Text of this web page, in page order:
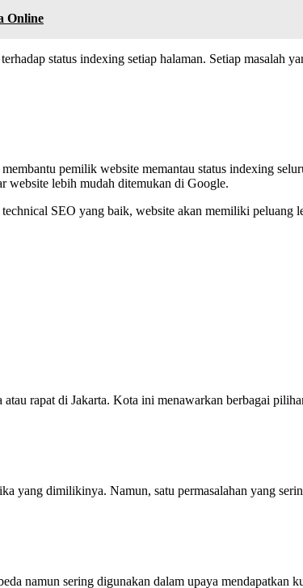
Online
status indexing setiap halaman. Setiap masalah
pemilik website memantau status indexing
website lebih mudah ditemukan di Google.
SEO yang baik, website akan memiliki peluang
atau rapat di Jakarta. Kota ini menawarkan berbagai
yang dimilikinya. Namun, satu permasalahan yang
namun sering digunakan dalam upaya mendapatkan